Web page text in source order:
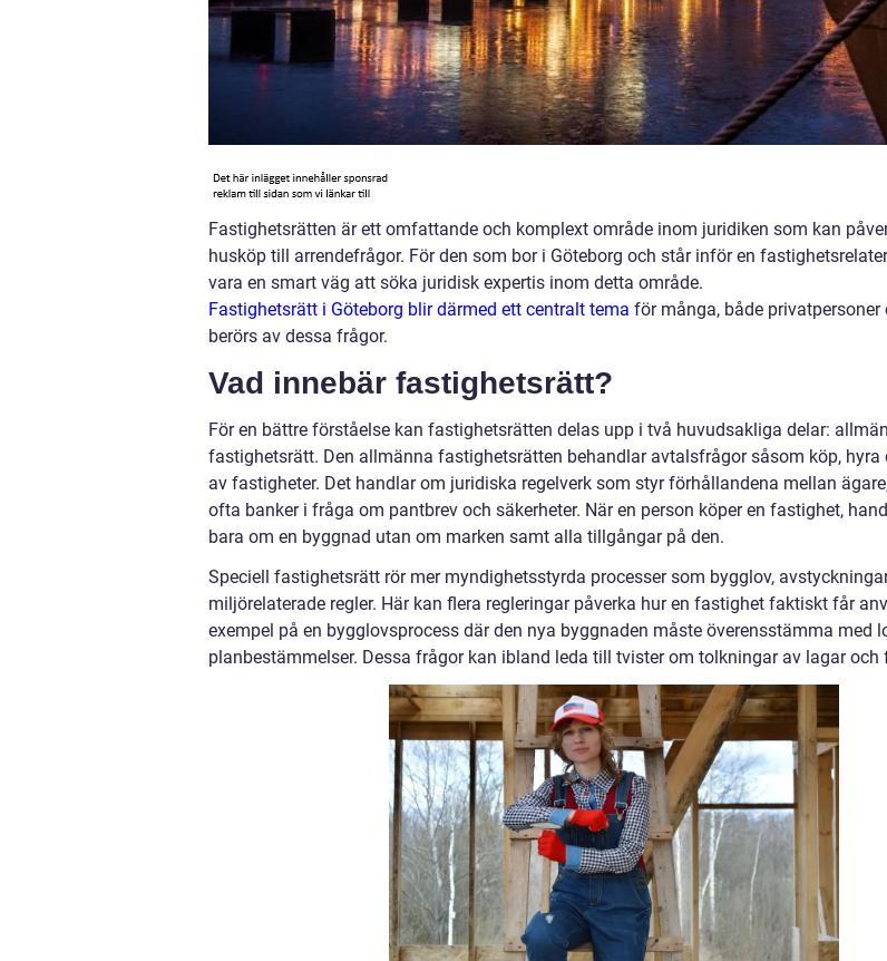
Fastighetsrätten är ett omfattande och komplext område inom juridiken som kan
husköp till arrendefrågor. För den som bor i Göteborg och står inför en
vara en smart väg att söka juridisk expertis inom detta område.
Fastighetsrätt i Göteborg blir därmed ett centralt tema för många, både privatpersoner
berörs av dessa frågor.
Vad innebär fastighetsrätt?
För en bättre förståelse kan fastighetsrätten delas upp i två huvudsakliga delar:
fastighetsrätt. Den allmänna fastighetsrätten behandlar avtalsfrågor såsom köp,
av fastigheter. Det handlar om juridiska regelverk som styr förhållandena mellan
ofta banker i fråga om pantbrev och säkerheter. När en person köper en fastighet,
bara om en byggnad utan om marken samt alla tillgångar på den.
Speciell fastighetsrätt rör mer myndighetsstyrda processer som bygglov,
miljörelaterade regler. Här kan flera regleringar påverka hur en fastighet faktiskt får
exempel på en bygglovsprocess där den nya byggnaden måste överensstämma med
planbestämmelser. Dessa frågor kan ibland leda till tvister om tolkningar av lagar och